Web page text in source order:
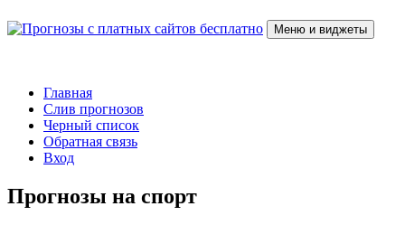
к
Меню и виджеты
Главная
Слив прогнозов
Черный список
Обратная связь
Вход
Прогнозы на спорт